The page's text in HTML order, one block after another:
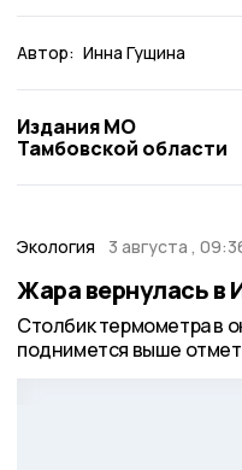
Автор: Инна Гущина
Издания МО
Тамбовской области
Экология 3 августа ,
Жара вернулась в
Столбик термометра в
поднимется выше